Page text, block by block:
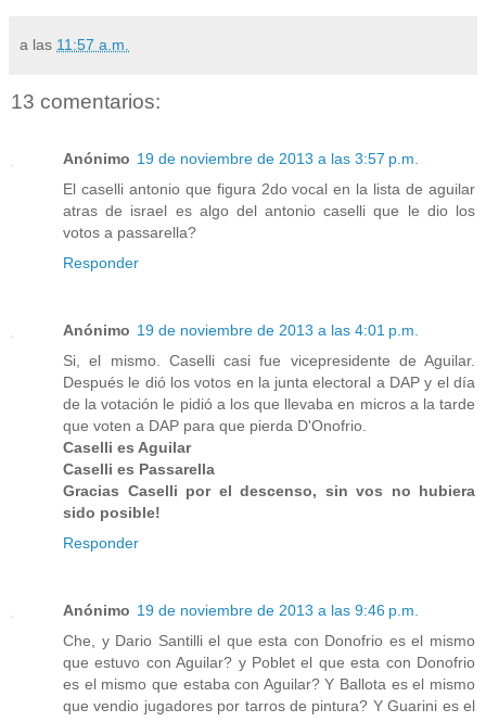
a las 11:57 a.m.
13 comentarios:
Anónimo 19 de noviembre de 2013 a las 3:57 p.m.
El caselli antonio que figura 2do vocal en la lista de aguilar
atras de israel es algo del antonio caselli que le dio los
votos a passarella?
Responder
Anónimo 19 de noviembre de 2013 a las 4:01 p.m.
Si, el mismo. Caselli casi fue vicepresidente de Aguilar.
Después le dió los votos en la junta electoral a DAP y el día
de la votación le pidió a los que llevaba en micros a la tarde
que voten a DAP para que pierda D'Onofrio.
Caselli es Aguilar
Caselli es Passarella
Gracias Caselli por el descenso, sin vos no hubiera
sido posible!
Responder
Anónimo 19 de noviembre de 2013 a las 9:46 p.m.
Che, y Dario Santilli el que esta con Donofrio es el mismo
que estuvo con Aguilar? y Poblet el que esta con Donofrio
es el mismo que estaba con Aguilar? Y Ballota es el mismo
que vendio jugadores por tarros de pintura? Y Guarini es el